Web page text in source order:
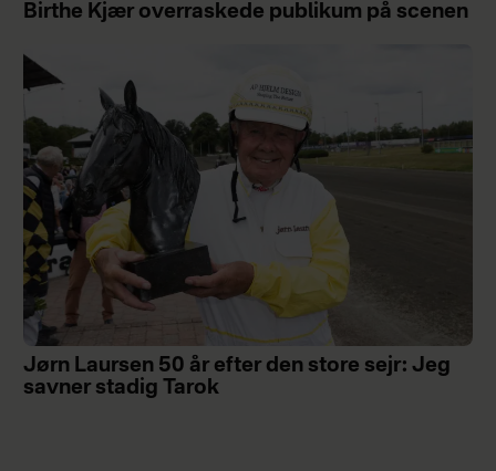
Birthe Kjær overraskede publikum på scenen
Jørn Laursen 50 år efter den store sejr: Jeg
savner stadig Tarok